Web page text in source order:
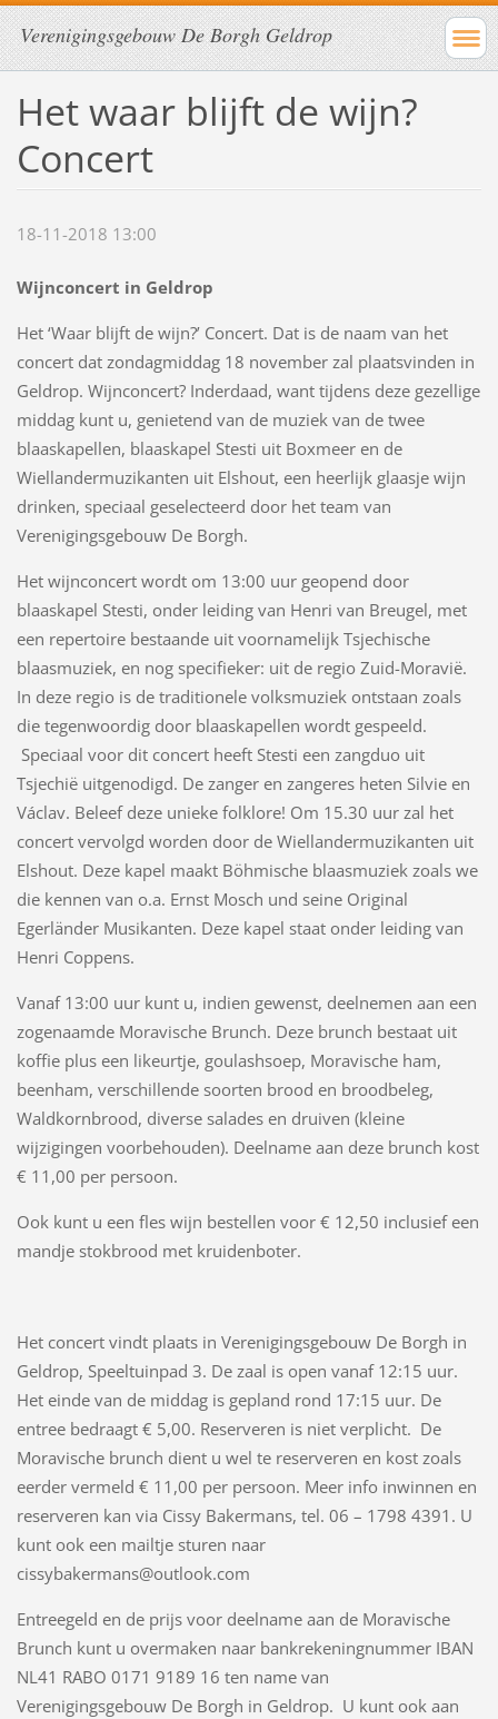
Verenigingsgebouw De Borgh Geldrop
Het waar blijft de wijn?
Concert
18-11-2018 13:00
Wijnconcert in Geldrop
Het ‘Waar blijft de wijn?’ Concert. Dat is de naam van het
concert dat zondagmiddag 18 november zal plaatsvinden in
Geldrop. Wijnconcert? Inderdaad, want tijdens deze gezellige
middag kunt u, genietend van de muziek van de twee
blaaskapellen, blaaskapel Stesti uit Boxmeer en de
Wiellandermuzikanten uit Elshout, een heerlijk glaasje wijn
drinken, speciaal geselecteerd door het team van
Verenigingsgebouw De Borgh.
Het wijnconcert wordt om 13:00 uur geopend door
blaaskapel Stesti, onder leiding van Henri van Breugel, met
een repertoire bestaande uit voornamelijk Tsjechische
blaasmuziek, en nog specifieker: uit de regio Zuid-Moravië.
In deze regio is de traditionele volksmuziek ontstaan zoals
die tegenwoordig door blaaskapellen wordt gespeeld.
Speciaal voor dit concert heeft Stesti een zangduo uit
Tsjechië uitgenodigd. De zanger en zangeres heten Silvie en
Václav. Beleef deze unieke folklore! Om 15.30 uur zal het
concert vervolgd worden door de Wiellandermuzikanten uit
Elshout. Deze kapel maakt Böhmische blaasmuziek zoals we
die kennen van o.a. Ernst Mosch und seine Original
Egerländer Musikanten. Deze kapel staat onder leiding van
Henri Coppens.
Vanaf 13:00 uur kunt u, indien gewenst, deelnemen aan een
zogenaamde Moravische Brunch. Deze brunch bestaat uit
koffie plus een likeurtje, goulashsoep, Moravische ham,
beenham, verschillende soorten brood en broodbeleg,
Waldkornbrood, diverse salades en druiven (kleine
wijzigingen voorbehouden). Deelname aan deze brunch kost
€ 11,00 per persoon.
Ook kunt u een fles wijn bestellen voor € 12,50 inclusief een
mandje stokbrood met kruidenboter.
Het concert vindt plaats in Verenigingsgebouw De Borgh in
Geldrop, Speeltuinpad 3. De zaal is open vanaf 12:15 uur.
Het einde van de middag is gepland rond 17:15 uur. De
entree bedraagt € 5,00. Reserveren is niet verplicht. De
Moravische brunch dient u wel te reserveren en kost zoals
eerder vermeld € 11,00 per persoon. Meer info inwinnen en
reserveren kan via Cissy Bakermans, tel. 06 – 1798 4391. U
kunt ook een mailtje sturen naar
cissybakermans@outlook.com
Entreegeld en de prijs voor deelname aan de Moravische
Brunch kunt u overmaken naar bankrekeningnummer IBAN
NL41 RABO 0171 9189 16 ten name van
Verenigingsgebouw De Borgh in Geldrop. U kunt ook aan